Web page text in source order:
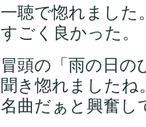
一聴で惚れました
すごく良かった。
冒頭の「雨の日
聞き惚れましたね
名曲だぁと興奮し